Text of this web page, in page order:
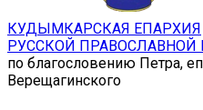
КУДЫМКАРСКАЯ ЕПАРХИЯ
РУССКОЙ ПРАВОСЛАВНОЙ
по благословению Петра,
Верещагинского